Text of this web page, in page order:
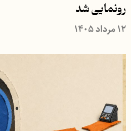
رونمایی شد
۱۲ مرداد ۱۴۰۵